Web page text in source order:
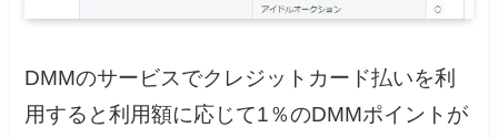
DMMのサービスでクレジットカード払いを利
用すると利用額に応じて1％のDMMポイントが